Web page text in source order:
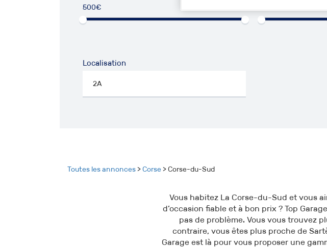
500€
Localisation
Toutes les annonces >Corse > Corse-du-Sud
Vous habitez La Corse-du-Sud et vous
d’occasion fiable et à bon prix ? Top
pas de problème. Vous vous trouvez
contraire, vous êtes plus proche de
Garage est là pour vous proposer une